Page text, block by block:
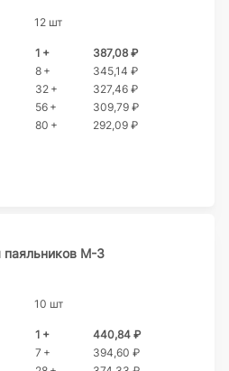
12 шт
1 +
387,08 ₽
8 +
345,14 ₽
32 +
327,46 ₽
56 +
309,79 ₽
80 +
292,09 ₽
паяльников М-3
10 шт
1 +
440,84 ₽
7 +
394,60 ₽